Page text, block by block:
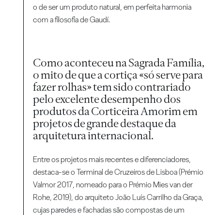
o de ser um produto natural, em perfeita harmonia
com a filosofia de Gaudí.
Como aconteceu na Sagrada Família,
o mito de que a cortiça «só serve para
fazer rolhas» tem sido contrariado
pelo excelente desempenho dos
produtos da Corticeira Amorim em
projetos de grande destaque da
arquitetura internacional.
Entre os projetos mais recentes e diferenciadores,
destaca-se o Terminal de Cruzeiros de Lisboa (Prémio
Valmor 2017, nomeado para o Prémio Mies van der
Rohe, 2019), do arquiteto João Luís Carrilho da Graça,
cujas paredes e fachadas são compostas de um